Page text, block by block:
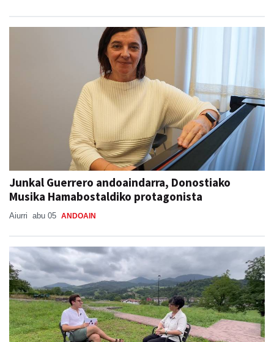
Junkal Guerrero andoaindarra, Donostiako
Musika Hamabostaldiko protagonista
Aiurri abu 05 ANDOAIN